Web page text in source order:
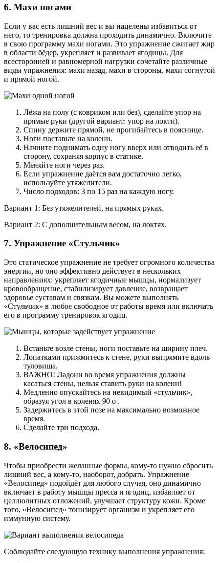
6. Махи ногами
Если у вас есть лишний вес и вы нацелены избавиться от
него, то тренировка должна проходить динамично. Включите
в свою программу махи ногами. Это упражнение сжигает жир
в области бёдер, укрепляет и развивает ягодицы. Для
всесторонней и равномерной нагрузки сочетайте различные
виды упражнения: махи назад, махи в стороны, махи согнутой
и прямой ногой.
Лёжа на полу (с ковриком или без), сделайте упор на
прямые руки (другой вариант: упор на локти).
Спину держите прямой, не прогибайтесь в пояснице.
Ноги поставьте на колени.
Начните поднимать одну ногу вверх или отводить её в
сторону, сохраняя корпус в статике.
Меняйте ноги через раз.
Если упражнение даётся вам достаточно легко,
используйте утяжелители.
Число подходов: 3 по 15 раз на каждую ногу.
Вариант 1: Без утяжелителей, на прямых руках.
Вариант 2: С дополнительным весом, на локтях.
7. Упражнение «Стульчик»
Это статическое упражнение не требует огромного количества
энергии, но оно эффективно действует в нескольких
направлениях: укрепляет ягодичные мышцы, нормализует
кровообращение, стабилизирует давление, возвращает
здоровье суставам и связкам. Вы можете выполнять
«Стульчик» в любое свободное от работы время или включать
его в программу тренировок ягодиц.
Встаньте возле стены, ноги поставьте на ширину плеч.
Лопатками прижмитесь к стене, руки выпрямите вдоль
туловища.
ВАЖНО! Ладони во время упражнения должны
касаться стены, нельзя ставить руки на колени!
Медленно опускайтесь на невидимый «стульчик»,
образуя угол в коленях 90 о .
Задержитесь в этой позе на максимально возможное
время.
Сделайте три подхода.
8. «Велосипед»
Чтобы приобрести желанные формы, кому-то нужно сбросить
лишний вес, а кому-то, наоборот, добрать. Упражнение
«Велосипед» подойдёт для любого случая, оно динамично
включает в работу мышцы пресса и ягодиц, избавляет от
целлюлитных отложений, улучшает структуру кожи. Кроме
того, «Велосипед» тонизирует организм и укрепляет его
иммунную систему.
Соблюдайте следующую технику выполнения упражнения: